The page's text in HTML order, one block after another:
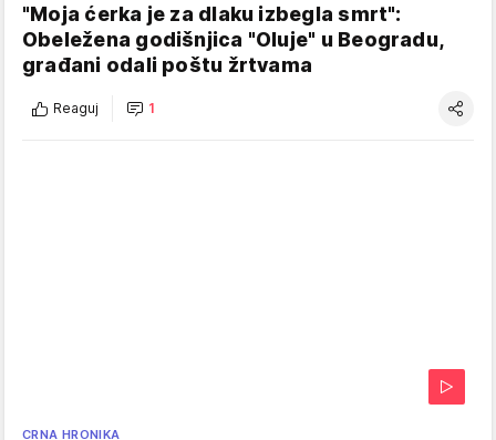
"Moja ćerka je za dlaku izbegla smrt":
Obeležena godišnjica "Oluje" u Beogradu,
građani odali poštu žrtvama
Reaguj 1
CRNA HRONIKA